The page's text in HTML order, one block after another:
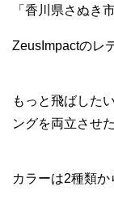
「香川県さぬき
ZeusImpactのレ
もっと飛ばした
ングを両立させ
カラーは2種類か